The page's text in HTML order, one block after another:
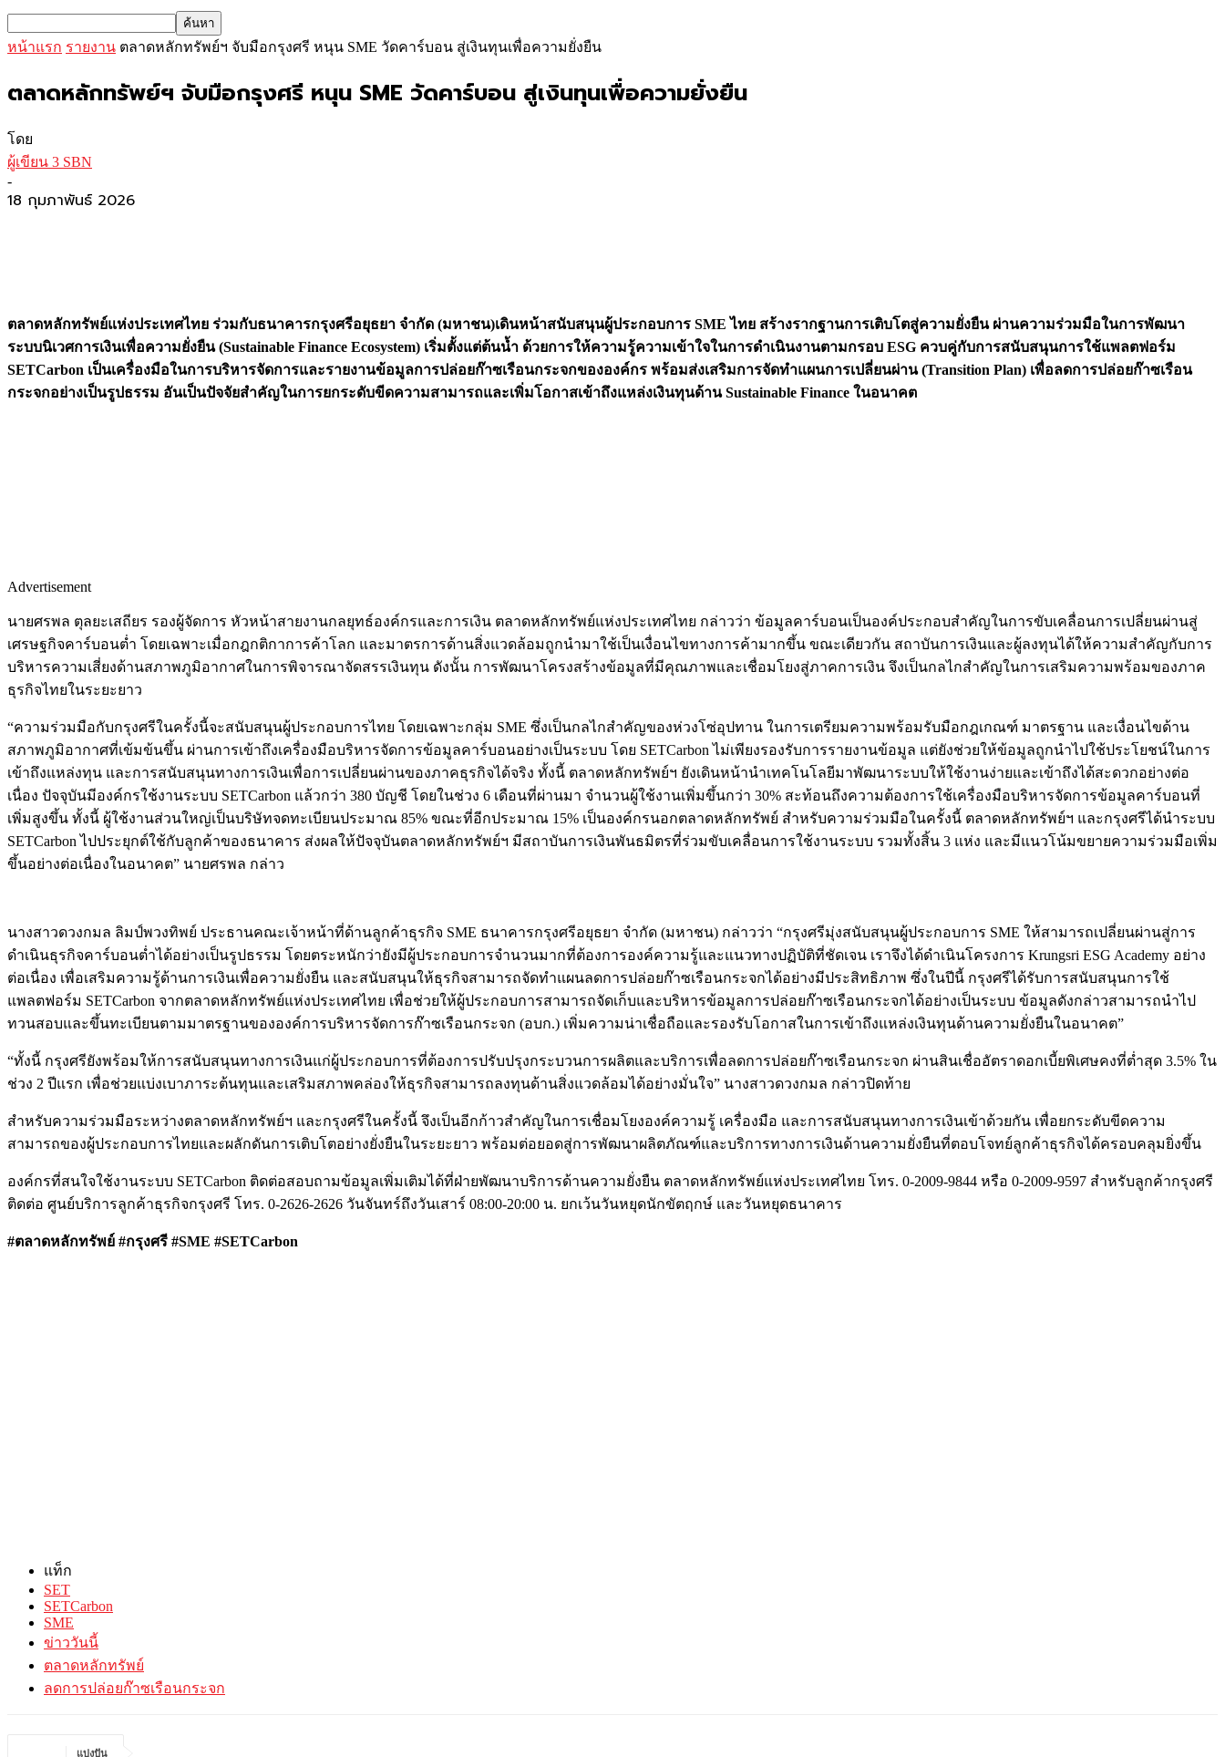
หน้าแรก รายงาน ตลาดหลักทรัพย์ฯ จับมือกรุงศรี หนุน SME วัดคาร์บอน สู่เงินทุนเพื่อความยั่งยืน
ตลาดหลักทรัพย์ฯ จับมือกรุงศรี หนุน SME วัดคาร์บอน สู่เงินทุนเพื่อความยั่งยืน
โดย
ผู้เขียน 3 SBN
-
18 กุมภาพันธ์ 2026
ตลาดหลักทรัพย์แห่งประเทศไทย ร่วมกับธนาคารกรุงศรีอยุธยา จำกัด (มหาชน)เดินหน้าสนับสนุนผู้ประกอบการ SME ไทย สร้างรากฐานการเติบโตสู่ความยั่งยืน ผ่านความร่วมมือในการพัฒนา
ระบบนิเวศการเงินเพื่อความยั่งยืน (Sustainable Finance Ecosystem) เริ่มตั้งแต่ต้นน้ำ ด้วยการให้ความรู้ความเข้าใจในการดำเนินงานตามกรอบ ESG ควบคู่กับการสนับสนุนการใช้แพลตฟอร์ม
SETCarbon เป็นเครื่องมือในการบริหารจัดการและรายงานข้อมูลการปล่อยก๊าซเรือนกระจกขององค์กร พร้อมส่งเสริมการจัดทำแผนการเปลี่ยนผ่าน (Transition Plan) เพื่อลดการปล่อยก๊าซเรือน
กระจกอย่างเป็นรูปธรรม อันเป็นปัจจัยสำคัญในการยกระดับขีดความสามารถและเพิ่มโอกาสเข้าถึงแหล่งเงินทุนด้าน Sustainable Finance ในอนาคต
Advertisement
นายศรพล ตุลยะเสถียร รองผู้จัดการ หัวหน้าสายงานกลยุทธ์องค์กรและการเงิน ตลาดหลักทรัพย์แห่งประเทศไทย กล่าวว่า ข้อมูลคาร์บอนเป็นองค์ประกอบสำคัญในการขับเคลื่อนการเปลี่ยนผ่านสู่
เศรษฐกิจคาร์บอนต่ำ โดยเฉพาะเมื่อกฎกติกาการค้าโลก และมาตรการด้านสิ่งแวดล้อมถูกนำมาใช้เป็นเงื่อนไขทางการค้ามากขึ้น ขณะเดียวกัน สถาบันการเงินและผู้ลงทุนได้ให้ความสำคัญกับการ
บริหารความเสี่ยงด้านสภาพภูมิอากาศในการพิจารณาจัดสรรเงินทุน ดังนั้น การพัฒนาโครงสร้างข้อมูลที่มีคุณภาพและเชื่อมโยงสู่ภาคการเงิน จึงเป็นกลไกสำคัญในการเสริมความพร้อมของภาค
ธุรกิจไทยในระยะยาว
“ความร่วมมือกับกรุงศรีในครั้งนี้จะสนับสนุนผู้ประกอบการไทย โดยเฉพาะกลุ่ม SME ซึ่งเป็นกลไกสำคัญของห่วงโซ่อุปทาน ในการเตรียมความพร้อมรับมือกฎเกณฑ์ มาตรฐาน และเงื่อนไขด้าน
สภาพภูมิอากาศที่เข้มข้นขึ้น ผ่านการเข้าถึงเครื่องมือบริหารจัดการข้อมูลคาร์บอนอย่างเป็นระบบ โดย SETCarbon ไม่เพียงรองรับการรายงานข้อมูล แต่ยังช่วยให้ข้อมูลถูกนำไปใช้ประโยชน์ในการ
เข้าถึงแหล่งทุน และการสนับสนุนทางการเงินเพื่อการเปลี่ยนผ่านของภาคธุรกิจได้จริง ทั้งนี้ ตลาดหลักทรัพย์ฯ ยังเดินหน้านำเทคโนโลยีมาพัฒนาระบบให้ใช้งานง่ายและเข้าถึงได้สะดวกอย่างต่อ
เนื่อง ปัจจุบันมีองค์กรใช้งานระบบ SETCarbon แล้วกว่า 380 บัญชี โดยในช่วง 6 เดือนที่ผ่านมา จำนวนผู้ใช้งานเพิ่มขึ้นกว่า 30% สะท้อนถึงความต้องการใช้เครื่องมือบริหารจัดการข้อมูลคาร์บอนที่
เพิ่มสูงขึ้น ทั้งนี้ ผู้ใช้งานส่วนใหญ่เป็นบริษัทจดทะเบียนประมาณ 85% ขณะที่อีกประมาณ 15% เป็นองค์กรนอกตลาดหลักทรัพย์ สำหรับความร่วมมือในครั้งนี้ ตลาดหลักทรัพย์ฯ และกรุงศรีได้นำระบบ
SETCarbon ไปประยุกต์ใช้กับลูกค้าของธนาคาร ส่งผลให้ปัจจุบันตลาดหลักทรัพย์ฯ มีสถาบันการเงินพันธมิตรที่ร่วมขับเคลื่อนการใช้งานระบบ รวมทั้งสิ้น 3 แห่ง และมีแนวโน้มขยายความร่วมมือเพิ่ม
ขึ้นอย่างต่อเนื่องในอนาคต” นายศรพล กล่าว
นางสาวดวงกมล ลิมป์พวงทิพย์ ประธานคณะเจ้าหน้าที่ด้านลูกค้าธุรกิจ SME ธนาคารกรุงศรีอยุธยา จำกัด (มหาชน) กล่าวว่า “กรุงศรีมุ่งสนับสนุนผู้ประกอบการ SME ให้สามารถเปลี่ยนผ่านสู่การ
ดำเนินธุรกิจคาร์บอนต่ำได้อย่างเป็นรูปธรรม โดยตระหนักว่ายังมีผู้ประกอบการจำนวนมากที่ต้องการองค์ความรู้และแนวทางปฏิบัติที่ชัดเจน เราจึงได้ดำเนินโครงการ Krungsri ESG Academy อย่าง
ต่อเนื่อง เพื่อเสริมความรู้ด้านการเงินเพื่อความยั่งยืน และสนับสนุนให้ธุรกิจสามารถจัดทำแผนลดการปล่อยก๊าซเรือนกระจกได้อย่างมีประสิทธิภาพ ซึ่งในปีนี้ กรุงศรีได้รับการสนับสนุนการใช้
แพลตฟอร์ม SETCarbon จากตลาดหลักทรัพย์แห่งประเทศไทย เพื่อช่วยให้ผู้ประกอบการสามารถจัดเก็บและบริหารข้อมูลการปล่อยก๊าซเรือนกระจกได้อย่างเป็นระบบ ข้อมูลดังกล่าวสามารถนำไป
ทวนสอบและขึ้นทะเบียนตามมาตรฐานขององค์การบริหารจัดการก๊าซเรือนกระจก (อบก.) เพิ่มความน่าเชื่อถือและรองรับโอกาสในการเข้าถึงแหล่งเงินทุนด้านความยั่งยืนในอนาคต”
“ทั้งนี้ กรุงศรียังพร้อมให้การสนับสนุนทางการเงินแก่ผู้ประกอบการที่ต้องการปรับปรุงกระบวนการผลิตและบริการเพื่อลดการปล่อยก๊าซเรือนกระจก ผ่านสินเชื่ออัตราดอกเบี้ยพิเศษคงที่ต่ำสุด 3.5% ใน
ช่วง 2 ปีแรก เพื่อช่วยแบ่งเบาภาระต้นทุนและเสริมสภาพคล่องให้ธุรกิจสามารถลงทุนด้านสิ่งแวดล้อมได้อย่างมั่นใจ” นางสาวดวงกมล กล่าวปิดท้าย
สำหรับความร่วมมือระหว่างตลาดหลักทรัพย์ฯ และกรุงศรีในครั้งนี้ จึงเป็นอีกก้าวสำคัญในการเชื่อมโยงองค์ความรู้ เครื่องมือ และการสนับสนุนทางการเงินเข้าด้วยกัน เพื่อยกระดับขีดความ
สามารถของผู้ประกอบการไทยและผลักดันการเติบโตอย่างยั่งยืนในระยะยาว พร้อมต่อยอดสู่การพัฒนาผลิตภัณฑ์และบริการทางการเงินด้านความยั่งยืนที่ตอบโจทย์ลูกค้าธุรกิจได้ครอบคลุมยิ่งขึ้น
องค์กรที่สนใจใช้งานระบบ SETCarbon ติดต่อสอบถามข้อมูลเพิ่มเติมได้ที่ฝ่ายพัฒนาบริการด้านความยั่งยืน ตลาดหลักทรัพย์แห่งประเทศไทย โทร. 0-2009-9844 หรือ 0-2009-9597 สำหรับลูกค้ากรุงศรี
ติดต่อ ศูนย์บริการลูกค้าธุรกิจกรุงศรี โทร. 0-2626-2626 วันจันทร์ถึงวันเสาร์ 08:00-20:00 น. ยกเว้นวันหยุดนักขัตฤกษ์ และวันหยุดธนาคาร
#ตลาดหลักทรัพย์ #กรุงศรี #SME #SETCarbon
แท็ก
SET
SETCarbon
SME
ข่าววันนี้
ตลาดหลักทรัพย์
ลดการปล่อยก๊าซเรือนกระจก
แบ่งปัน